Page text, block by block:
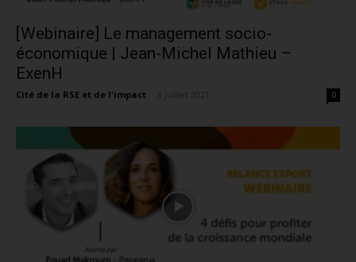
[Webinaire] Le management socio-
économique | Jean-Michel Mathieu –
ExenH
Cité de la RSE et de l'impact 6 juillet 2021 0